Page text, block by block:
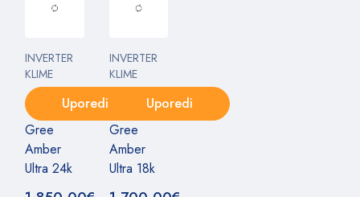
INVERTER
KLIME
Uporedi
Gree
Amber
Ultra 24k
INVERTER
KLIME
Uporedi
Gree
Amber
Ultra 18k